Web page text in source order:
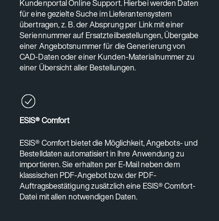
Kundenportal Online Support. Hierbei werden Daten
für eine gezielte Suche im Lieferantensystem
übertragen, z. B. der Absprung per Link mit einer
Seriennummer auf Ersatzteilbestellungen, Übergabe
einer Angebotsnummer für die Generierung von
CAD-Daten oder einer Kunden-Materialnummer zu
einer Übersicht aller Bestellungen.
ESIS® Comfort
ESIS® Comfort bietet die Möglichkeit, Angebots- und
Bestelldaten automatisiert in Ihre Anwendung zu
importieren. Sie erhalten per E-Mail neben dem
klassischen PDF-Angebot bzw. der PDF-
Auftragsbestätigung zusätzlich eine ESIS® Comfort-
Datei mit allen notwendigen Daten.